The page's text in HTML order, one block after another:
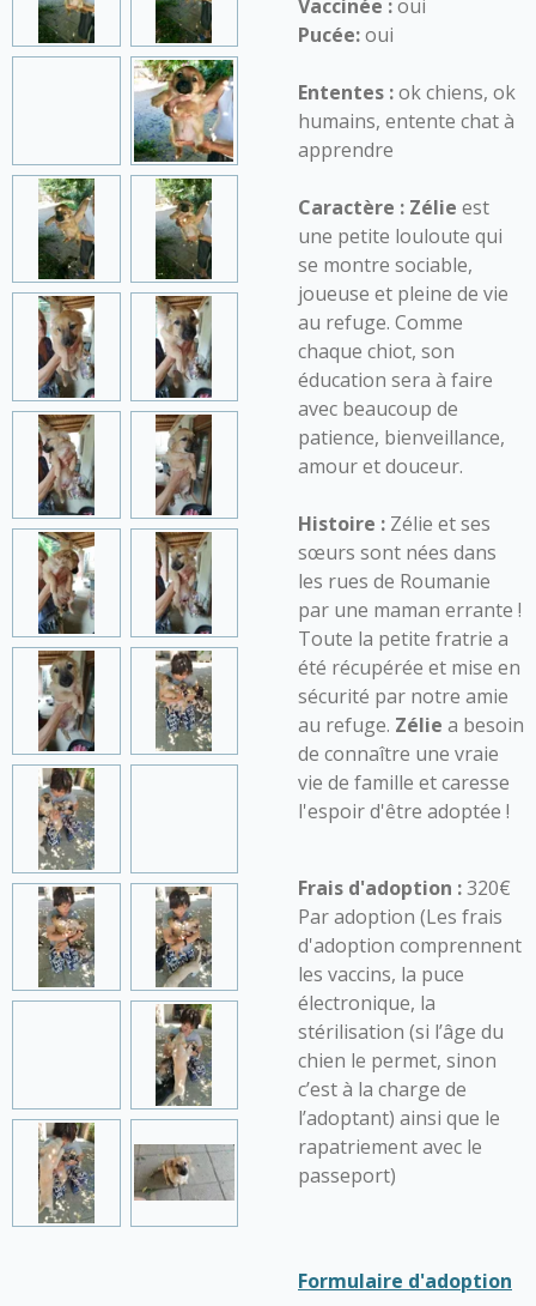
Vaccinée :oui
Pucée:oui
Ententes :ok chiens, ok
humains, entente chat à
apprendre
Caractère : Zélie est
une petite louloute qui
se montre sociable,
joueuse et pleine de vie
au refuge. Comme
chaque chiot, son
éducation sera à faire
avec beaucoup de
patience, bienveillance,
amour et douceur.
Histoire : Zélie et ses
sœurs sont nées dans
les rues de Roumanie
par une maman errante !
Toute la petite fratrie a
été récupérée et mise en
sécurité par notre amie
au refuge. Zélie a besoin
de connaître une vraie
vie de famille et caresse
l'espoir d'être adoptée !
Frais d'adoption :320€
Par adoption (Les frais
d'adoption comprennent
les vaccins, la puce
électronique, la
stérilisation (si l’âge du
chien le permet, sinon
c’est à la charge de
l’adoptant) ainsi que le
rapatriement avec le
passeport)
Formulaire d'adoption